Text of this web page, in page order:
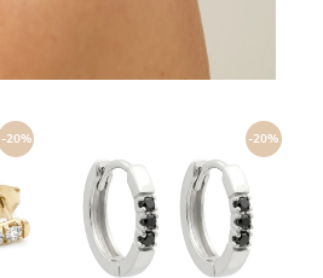
-20% -20%